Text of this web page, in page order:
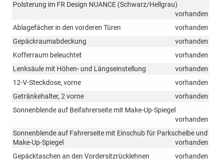
Polsterung im FR Design NUANCE (Schwarz/Hellgrau)
vorhanden
Ablagefächer in den vorderen Türen
vorhanden
Gepäckraumabdeckung
vorhanden
Kofferraum beleuchtet
vorhanden
Lenksäule mit Höhen- und Längseinstellung
vorhanden
12-V-Steckdose, vorne
vorhanden
Getränkehalter, 2 vorne
vorhanden
Sonnenblende auf Beifahrerseite mit Make-Up-Spiegel
vorhanden
Sonnenblende auf Fahrerseite mit Einschub für Parkscheibe und
Make-Up-Spiegel
vorhanden
Gepäcktaschen an den Vordersitzrücklehnen
vorhanden